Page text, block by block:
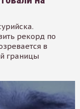
рекорд по
в
границы